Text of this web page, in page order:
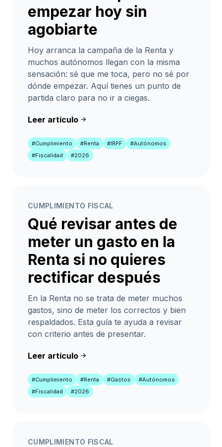
empezar hoy sin
agobiarte
Hoy arranca la campaña de la Renta y
muchos autónomos llegan con la misma
sensación: sé que me toca, pero no sé por
dónde empezar. Aquí tienes un punto de
partida claro para no ir a ciegas.
Leer artículo arrow_forward
#Cumplimiento #Renta #IRPF
#Autónomos
#Fiscalidad
#2026
CUMPLIMIENTO FISCAL
Qué revisar antes de
meter un gasto en la
Renta si no quieres
rectificar después
En la Renta no se trata de meter muchos
gastos, sino de meter los correctos y bien
respaldados. Esta guía te ayuda a revisar
con criterio antes de presentar.
Leer artículo arrow_forward
#Cumplimiento #Renta #Gastos
#Autónomos
#Fiscalidad
#2026
CUMPLIMIENTO FISCAL